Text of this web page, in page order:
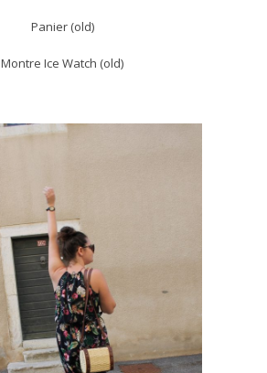
Panier (old)
Montre Ice Watch (old)